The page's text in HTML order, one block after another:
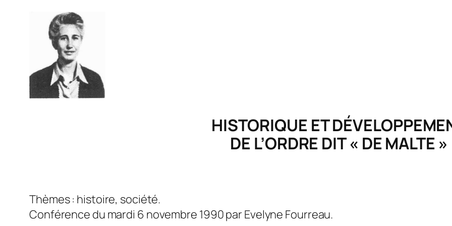
HISTORIQUE ET
DE L’ORDRE DIT « DE MALTE »
Thèmes : histoire, société.
Conférence du mardi 6 novembre 1990 par Evelyne Fourreau.